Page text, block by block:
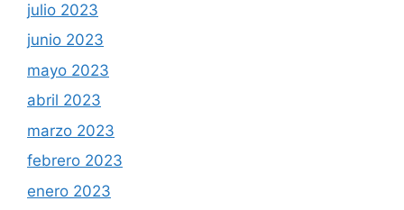
julio 2023
junio 2023
mayo 2023
abril 2023
marzo 2023
febrero 2023
enero 2023